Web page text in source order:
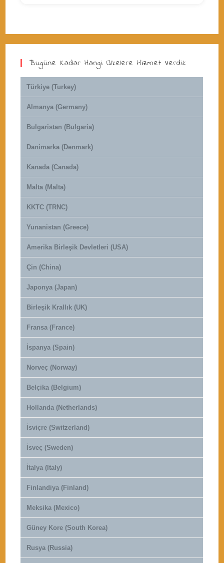
Bugüne Kadar Hangi Ülkelere Hizmet Verdik
Türkiye (Turkey)
Almanya (Germany)
Bulgaristan (Bulgaria)
Danimarka (Denmark)
Kanada (Canada)
Malta (Malta)
KKTC (TRNC)
Yunanistan (Greece)
Amerika Birleşik Devletleri (USA)
Çin (China)
Japonya (Japan)
Birleşik Krallık (UK)
Fransa (France)
İspanya (Spain)
Norveç (Norway)
Belçika (Belgium)
Hollanda (Netherlands)
İsviçre (Switzerland)
İsveç (Sweden)
İtalya (Italy)
Finlandiya (Finland)
Meksika (Mexico)
Güney Kore (South Korea)
Rusya (Russia)